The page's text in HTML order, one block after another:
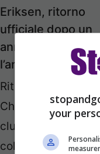
Eriksen, ritorno
ufficiale dopo un
anno dal malore:
l’annuncio
Ritorno ufficiale per
Christian Eriksen, il
club annuncia il
colpo. Dopo
your